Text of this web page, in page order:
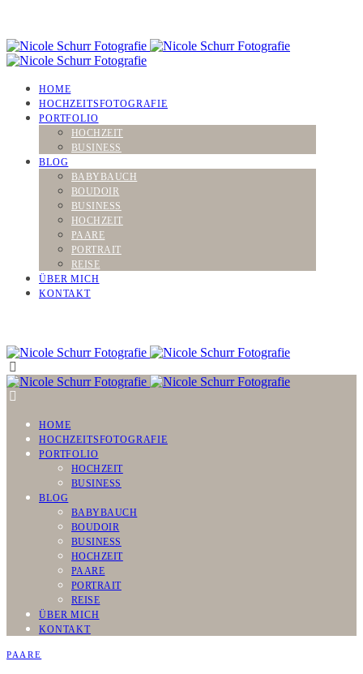
HOME
HOCHZEITSFOTOGRAFIE
PORTFOLIO
HOCHZEIT
BUSINESS
BLOG
BABYBAUCH
BOUDOIR
BUSINESS
HOCHZEIT
PAARE
PORTRAIT
REISE
ÜBER MICH
KONTAKT
HOME
HOCHZEITSFOTOGRAFIE
PORTFOLIO
HOCHZEIT
BUSINESS
BLOG
BABYBAUCH
BOUDOIR
BUSINESS
HOCHZEIT
PAARE
PORTRAIT
REISE
ÜBER MICH
KONTAKT
PAARE